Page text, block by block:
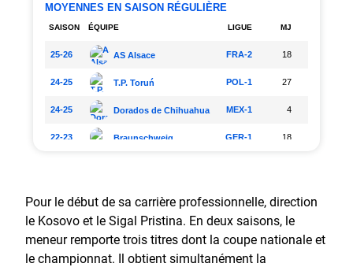
Pour le début de sa carrière professionnelle, direction
le Kosovo et le Sigal Pristina. En deux saisons, le
meneur remporte trois titres dont la coupe nationale et
le championnat. Il obtient simultanément la